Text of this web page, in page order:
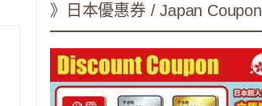
》日本優惠券 / Japan Coupon